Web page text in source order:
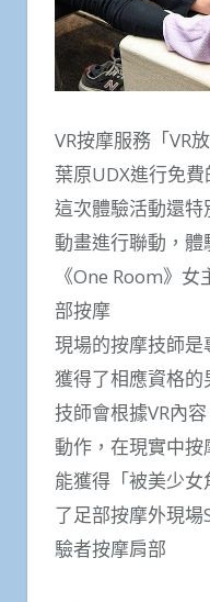
VR按摩服務「VR
葉原UDX進行免
這次體驗活動還
動畫進行聯動，體
《One Room》
部按摩
現場的按摩技師
獲得了相應資格的
技師會根據VR內
動作，在現實中
能獲得「被美少
了足部按摩外現場
驗者按摩肩部